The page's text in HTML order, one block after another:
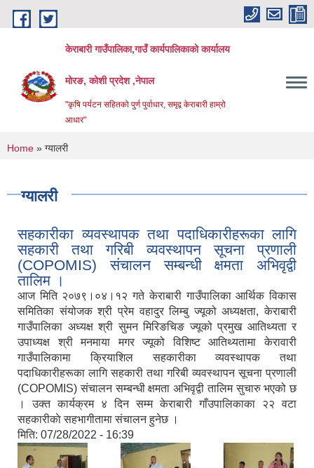
Skip to main content
केराबारी गाउँपालिका,गाउँ कार्यपालिकाको कार्यालय
मोरङ, कोशी प्रदेश ,नेपाल
"कृषि पर्यटन सहितको पुर्ण पुर्वाधार, समृद्व केराबारी हाम्रो
आधार"
You are here
Home » ग्यालरी
ग्यालरी
सहकारीका व्यवस्थापक तथा पदाधिकारीहरूका लागि
सहकारी तथा गरिबी व्यवस्थापन सूचना प्रणाली
(COPOMIS) संचालन सम्बन्धी क्षमता अभिवृद्वी
तालिम ।
आज मिति २०७९।०४।१२ गते केराबारी गाउँपालिका आर्थिक विकास
समितिका संयोजक श्री प्रेम वहादुर लिम्बु ज्यूको अध्यक्षता, केराबारी
गाउँपालिका अध्यक्ष श्री सुमन मिरिङचिङ ज्यूको प्रमुख आतिथ्यता र
उपाध्यक्ष श्री मनमाया मगर ज्यूको विशिष्ट आतिथ्यतामा केरावारी
गाउँपालिकामा क्रियाशिल सहकारीका व्यवस्थापक तथा
पदाधिकारीहरूका लागि सहकारी तथा गरिबी व्यवस्थापन सूचना प्रणाली
(COPOMIS) संचालन सम्बन्धी क्षमता अभिवृद्वी तालिम सुचारु भएको छ
। उक्त कार्यक्रम ४ दिन सम्म केराबारी गाँउपालिकाका २२ वटा
सहकारीकाे सहभागीतामा संचालन हुनेछ ।
मिति: 07/28/2022 - 16:39
, , ,